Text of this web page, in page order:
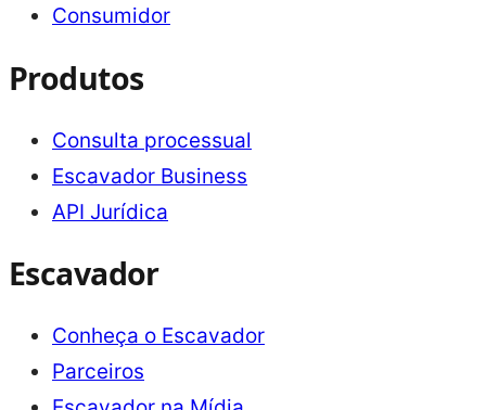
Consumidor
Produtos
Consulta processual
Escavador Business
API Jurídica
Escavador
Conheça o Escavador
Parceiros